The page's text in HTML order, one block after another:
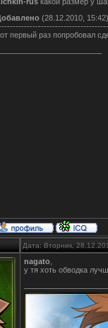
(28.12.2010, 15:42)
первый раз попробовал
Дата: Вторник,
nagato
у тя хоть обводка